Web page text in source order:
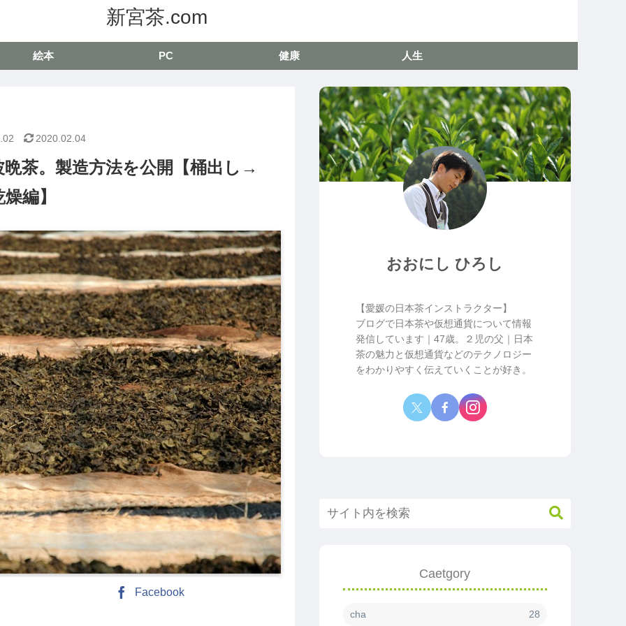
新宮茶.com
絵本 PC 健康 人生
茶。製造方法を公開【桶出し→
編】
Facebook
2020.02.04
おおにし ひろし
【愛媛の日本茶インストラクター】
ブログで日本茶や仮想通貨について情報
発信しています｜47歳。２児の父｜日本
茶の魅力と仮想通貨などのテクノロジー
をわかりやすく伝えていくことが好き。
Caetgory
cha 28